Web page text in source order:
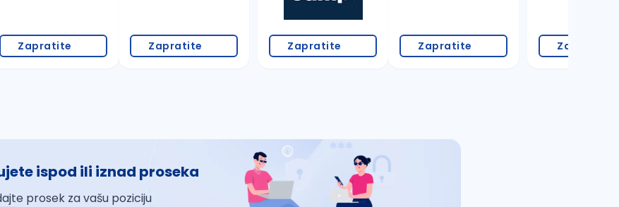
Zapratite Zapratite Zapratite Zapratite Zapratite
ispod ili iznad proseka
prosek za vašu poziciju